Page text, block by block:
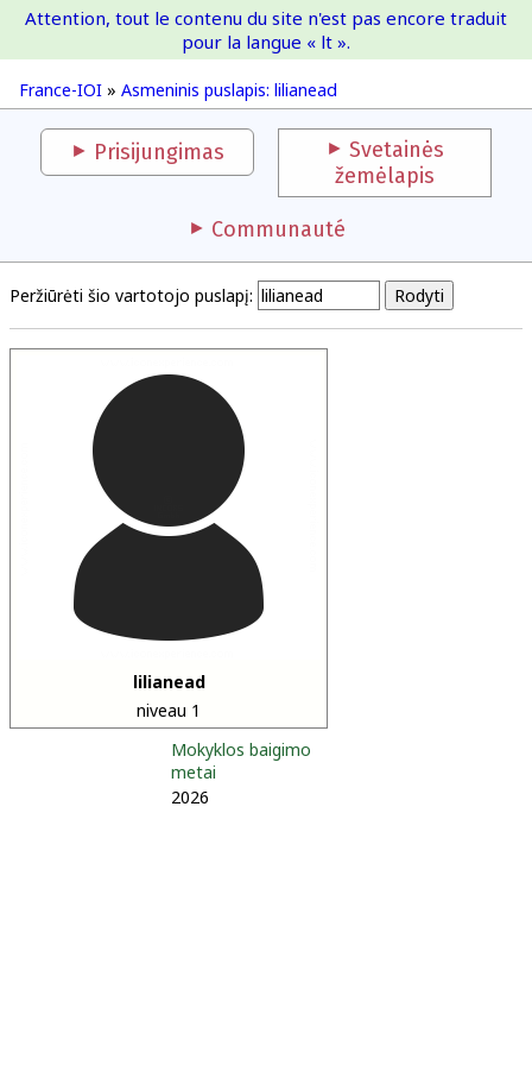
France-IOI
France-IOI » Asmeninis puslapis: lilianead
Attention, tout le contenu du site n'est pas encore traduit
pour la langue « lt ».
Prisijungimas
Svetainės
žemėlapis
Communauté
Peržiūrėti šio vartotojo puslapį:
lilianead
niveau 1
Mokyklos baigimo
metai
2026